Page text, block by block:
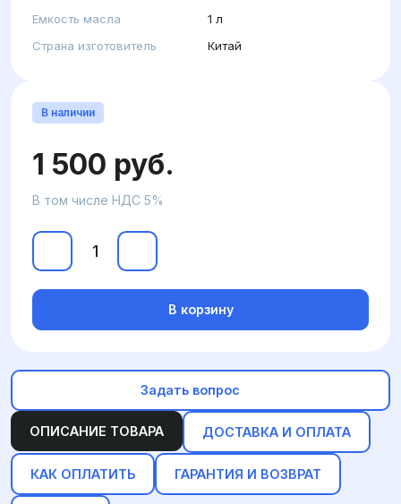
Емкость масла
1 л
Страна изготовитель
Китай
ОПИСАНИЕ ТОВАРА ДОСТАВКА И ОПЛАТА
КАК ОПЛАТИТЬ ГАРАНТИЯ И ВОЗВРАТ
В наличии
1 500 руб.
В том числе НДС 5%
В корзину
Задать вопрос